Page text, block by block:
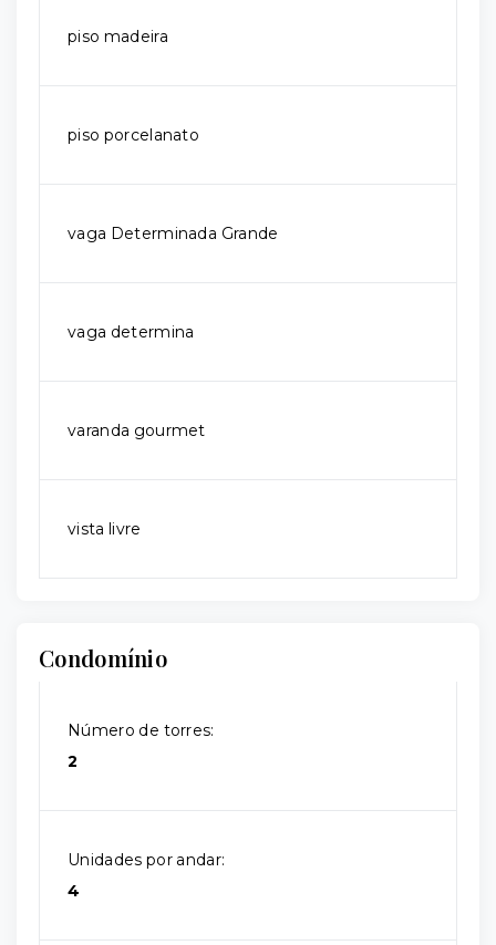
piso madeira
piso porcelanato
vaga Determinada Grande
vaga determina
varanda gourmet
vista livre
Condomínio
Número de torres:
2
Unidades por andar:
4